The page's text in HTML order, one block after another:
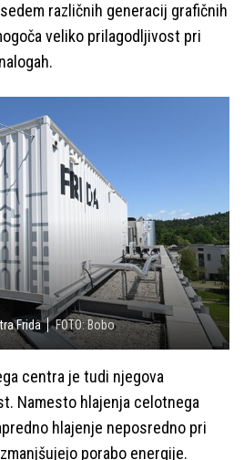
različnih generacij grafičnih
veliko prilagodljivost pri
Frida FOTO: Bobo
centra je tudi njegova
Namesto hlajenja celotnega
hlajenje neposredno pri
porabo energije.